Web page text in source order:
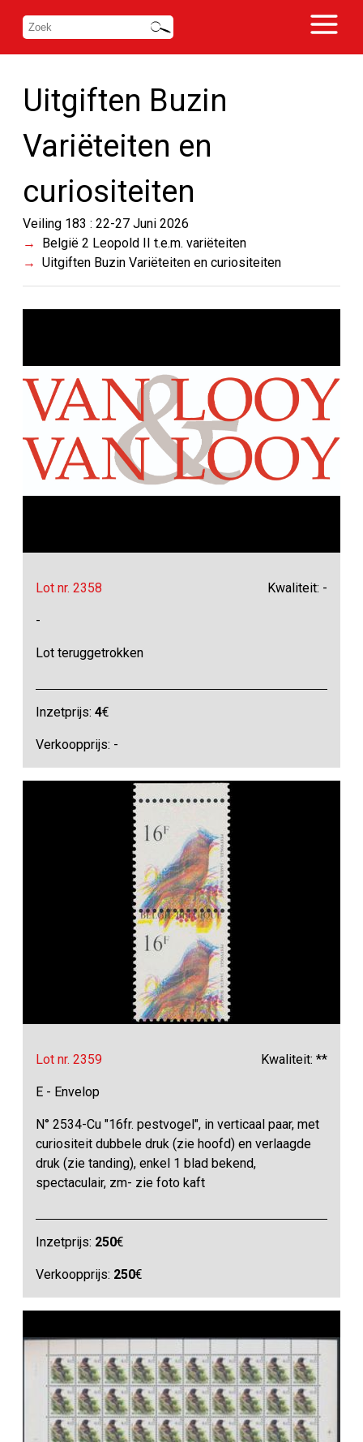
Uitgiften Buzin
Variëteiten en
curiositeiten
Veiling 183 : 22-27 Juni 2026
België 2 Leopold II t.e.m. variëteiten
Uitgiften Buzin Variëteiten en curiositeiten
Lot nr. 2358 Kwaliteit: -
-
Lot teruggetrokken
Inzetprijs:4€
Verkoopprijs: -
Lot nr. 2359 Kwaliteit: **
E - Envelop
N° 2534-Cu "16fr. pestvogel", in verticaal paar, met
curiositeit dubbele druk (zie hoofd) en verlaagde
druk (zie tanding), enkel 1 blad bekend,
spectaculair, zm- zie foto kaft
Inzetprijs: 250€
Verkoopprijs: 250€